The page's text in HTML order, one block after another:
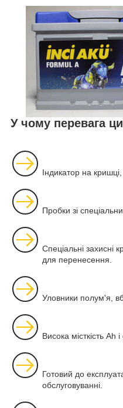
У чому перевага
Індикатор на
Пробки зі
Спеціальні захисні
для перенесення.
Уловники полум'я,
Висока місткість Ah
Готовий до
обслуговуванні.